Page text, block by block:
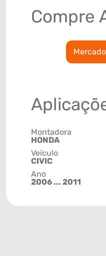
Compre
Montadora
HONDA
Veículo
CIVIC
Ano
2006 ... 2011